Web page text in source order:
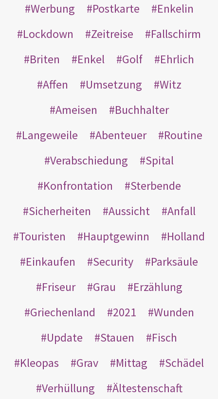
Werbung
Postkarte
Enkelin
Lockdown
Zeitreise
Fallschirm
Briten
Enkel Golf
Ehrlich
Affen
Umsetzung
Witz
Ameisen
Buchhalter
Langeweile
Abenteuer
Routine
Verabschiedung
Spital
Konfrontation
Sterbende
Sicherheiten
Aussicht
Anfall
Touristen
Hauptgewinn
Holland
Einkaufen
Security
Parksäule
Friseur
Grau
Erzählung
Griechenland
2021
Wunden
Update
Stauen
Fisch
Kleopas
Grav Mittag
Schädel
Verhüllung
Ältestenschaft